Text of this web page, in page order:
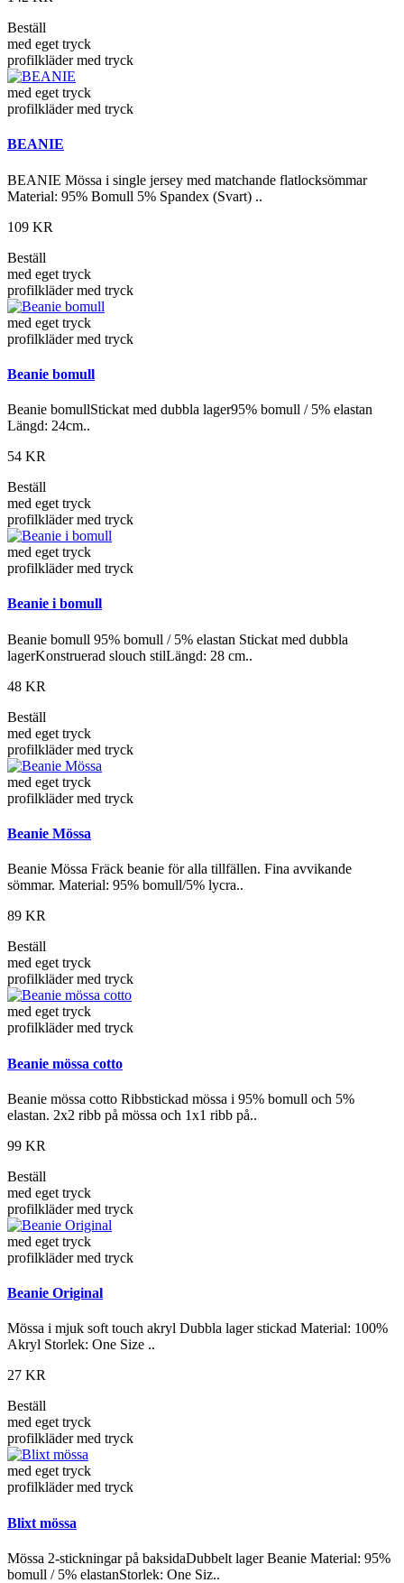
Beställ
med eget tryck
profilkläder med tryck
med eget tryck
profilkläder med tryck
BEANIE
BEANIE Mössa i single jersey med matchande flatlocksömmar
Material: 95% Bomull 5% Spandex (Svart) ..
109 KR
Beställ
med eget tryck
profilkläder med tryck
med eget tryck
profilkläder med tryck
Beanie bomull
Beanie bomullStickat med dubbla lager95% bomull / 5% elastan
Längd: 24cm..
54 KR
Beställ
med eget tryck
profilkläder med tryck
med eget tryck
profilkläder med tryck
Beanie i bomull
Beanie bomull 95% bomull / 5% elastan Stickat med dubbla
lagerKonstruerad slouch stilLängd: 28 cm..
48 KR
Beställ
med eget tryck
profilkläder med tryck
med eget tryck
profilkläder med tryck
Beanie Mössa
Beanie Mössa Fräck beanie för alla tillfällen. Fina avvikande
sömmar. Material: 95% bomull/5% lycra..
89 KR
Beställ
med eget tryck
profilkläder med tryck
med eget tryck
profilkläder med tryck
Beanie mössa cotto
Beanie mössa cotto Ribbstickad mössa i 95% bomull och 5%
elastan. 2x2 ribb på mössa och 1x1 ribb på..
99 KR
Beställ
med eget tryck
profilkläder med tryck
med eget tryck
profilkläder med tryck
Beanie Original
Mössa i mjuk soft touch akryl Dubbla lager stickad Material: 100%
Akryl Storlek: One Size ..
27 KR
Beställ
med eget tryck
profilkläder med tryck
med eget tryck
profilkläder med tryck
Blixt mössa
Mössa 2-stickningar på baksidaDubbelt lager Beanie Material: 95%
bomull / 5% elastanStorlek: One Siz..